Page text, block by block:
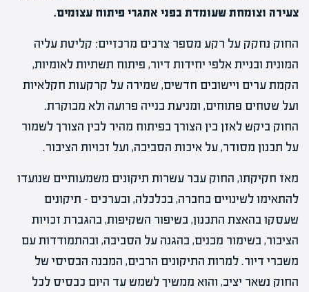
צעירה וצומחת שעומדת בפני אתגרי פיתוח עצומים.
החוק נחקק על רקע מספר צרכים מרכזיים: קליטת עליה
המונית ובניית אלפי יחידות דיור, פיתוח תשתיות לאומיות,
הקמת ערים ויישובים חדשים, שמירה על קרקעות חקלאיות
ועל שטחים פתוחים, ומניעת בנייה פרועה ולא מבוקרת.
החוק ביקש לאזן בין הצורך בפיתוח מהיר לבין הצורך לשמור
על תכנון מסודר, על איכות הסביבה, ועל זכויות הציבור.
מאז חקיקתו, החוק עבר עשרות תיקונים משמעותיים שנועדו
להתאימו לשינויים בחברה, בכלכלה, ובערכים – תיקונים
שעסקו בהאצת התכנון, בשיפור השקיפות, בהגברת זכויות
הציבור, בשימור מבנים, בהגנה על הסביבה, ובהתמודדות עם
משברי דיור. למרות התיקונים הרבים, המבנה הבסיסי של
החוק נשאר יציב, והוא ממשיך לשמש עד היום כבסיס לכל